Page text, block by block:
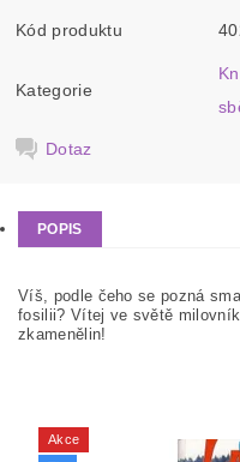
Kód produktu
Kategorie
Dotaz
POPIS
Víš, podle čeho se pozná
fosilii? Vítej ve světě
zkamenělin!
Akce